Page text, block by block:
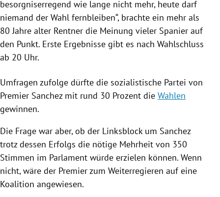
besorgniserregend wie lange nicht mehr, heute darf
niemand der Wahl fernbleiben“, brachte ein mehr als
80 Jahre alter Rentner die Meinung vieler Spanier auf
den Punkt. Erste Ergebnisse gibt es nach Wahlschluss
ab 20 Uhr.
Umfragen zufolge dürfte die sozialistische Partei von
Premier Sanchez mit rund 30 Prozent die Wahlen
gewinnen.
Die Frage war aber, ob der Linksblock um Sanchez
trotz dessen Erfolgs die nötige Mehrheit von 350
Stimmen im Parlament würde erzielen können. Wenn
nicht, wäre der Premier zum Weiterregieren auf eine
Koalition angewiesen.